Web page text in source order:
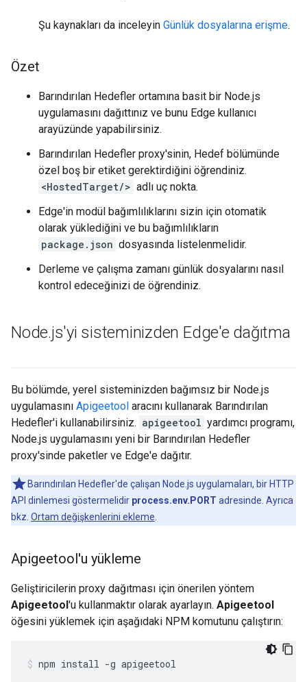
Şu kaynakları da inceleyin Günlük dosyalarına erişme.
Özet
Barındırılan Hedefler ortamına basit bir Node.js
uygulamasını dağıttınız ve bunu Edge kullanıcı
arayüzünde yapabilirsiniz.
Barındırılan Hedefler proxy'sinin, Hedef bölümünde
özel boş bir etiket gerektirdiğini öğrendiniz.
<HostedTarget/> adlı uç nokta.
Edge'in modül bağımlılıklarını sizin için otomatik
olarak yüklediğini ve bu bağımlılıkların
package.json dosyasında listelenmelidir.
Derleme ve çalışma zamanı günlük dosyalarını nasıl
kontrol edeceğinizi de öğrendiniz.
Node.js'yi sisteminizden Edge'e dağıtma
Bu bölümde, yerel sisteminizden bağımsız bir Node.js
uygulamasını Apigeetool aracını kullanarak Barındırılan
Hedefler'i kullanabilirsiniz. apigeetool yardımcı programı,
Node.js uygulamasını yeni bir Barındırılan Hedefler
proxy'sinde paketler ve Edge'e dağıtır.
Barındırılan Hedefler'de çalışan Node.js uygulamaları, bir HTTP
API dinlemesi göstermelidir process.env.PORT adresinde. Ayrıca
bkz. Ortam değişkenlerini ekleme.
Apigeetool'u yükleme
Geliştiricilerin proxy dağıtması için önerilen yöntem
Apigeetool 'u kullanmaktır olarak ayarlayın. Apigeetool
öğesini yüklemek için aşağıdaki NPM komutunu çalıştırın:
npm install -g apigeetool